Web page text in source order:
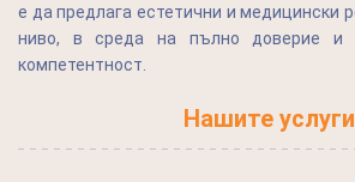
е да предлага естетични и медицински
ниво, в среда на пълно доверие и
компетентност.
Нашите услуги